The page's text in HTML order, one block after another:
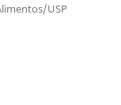
USP